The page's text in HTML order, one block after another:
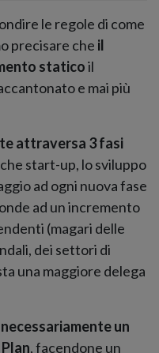
le regole di come
precisare che il
staticoil
e mai più
attraversa 3 fasi
start-up, lo sviluppo
ad ogni nuova fase
ad un incremento
(magari delle
dei settori di
una maggiore delega
un
, facendone un